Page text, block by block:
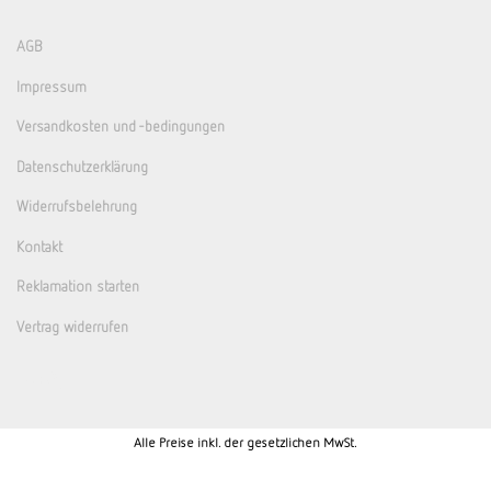
AGB
Impressum
Versandkosten und -bedingungen
Datenschutzerklärung
Widerrufsbelehrung
Kontakt
Reklamation starten
Vertrag widerrufen
Alle Preise inkl. der gesetzlichen MwSt.